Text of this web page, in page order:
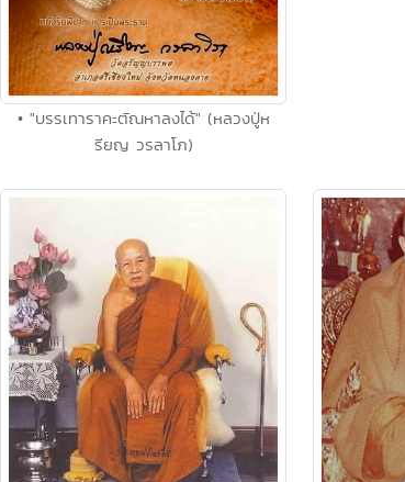
• "บรรเทาราคะตัณหาลงได้" (หลวงปู่ห
รียญ วรลาโภ)